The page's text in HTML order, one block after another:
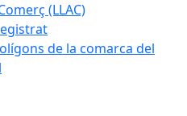
(LLAC)
de la comarca del